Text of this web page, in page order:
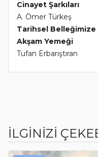
Cinayet Şarkıları
A. Ömer Türkeş
Tarihsel Belleğimize
Akşam Yemeği
Tufan Erbarıştıran
İLGİNİZİ